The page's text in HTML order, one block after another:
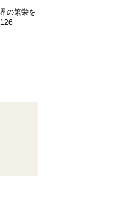
の繁栄を